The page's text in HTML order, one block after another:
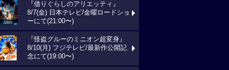
『借りぐらしのアリエッティ』
8/7(金) 日本テレビ/金曜ロードショ
ーにて(21:00〜)
『怪盗グルーのミニオン超変身』
8/10(月) フジテレビ/最新作公開記
念にて(19:00〜)